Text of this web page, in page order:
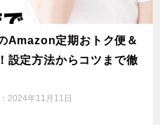
Amazon定期おトク便＆
設定方法からコツまで徹
2024年11月11日